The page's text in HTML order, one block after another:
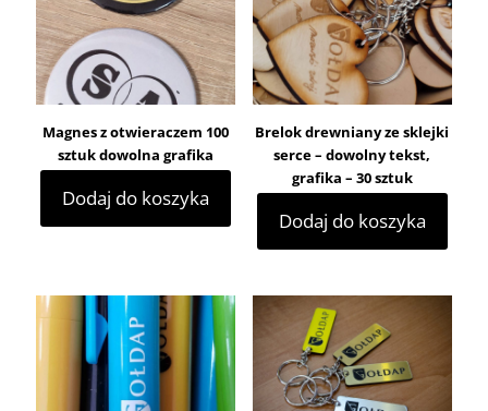
Magnes z otwieraczem 100
sztuk dowolna grafika
Dodaj do koszyka
Brelok drewniany ze sklejki
serce – dowolny tekst,
grafika – 30 sztuk
Dodaj do koszyka